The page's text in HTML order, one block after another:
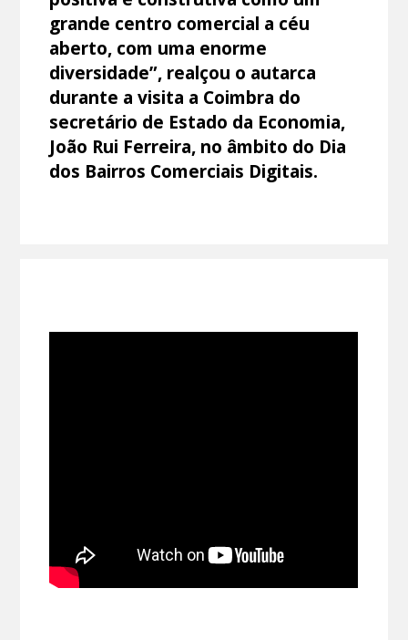
grande centro comercial a céu
aberto, com uma enorme
diversidade”, realçou o autarca
durante a visita a Coimbra do
secretário de Estado da Economia,
João Rui Ferreira, no âmbito do Dia
dos Bairros Comerciais Digitais.